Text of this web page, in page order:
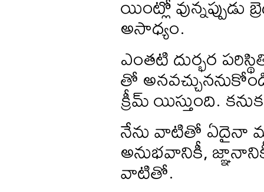
అసాధ్యం.
ఎంతటి దుర్భర
తో
క్రీమ్ యిస్తుంది.
నేను వాటితో ఏదైనా
అనుభవానికీ,
వాటితో.